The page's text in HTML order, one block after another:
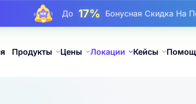
До 17% Бонусная Скидка На
До25%Скидка На
Продукты Цены Локации Кейсы